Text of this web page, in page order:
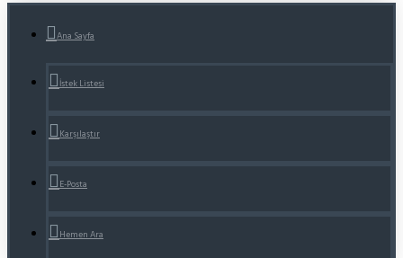
Ana Sayfa
İstek Listesi
Karşılaştır
E-Posta
Hemen Ara